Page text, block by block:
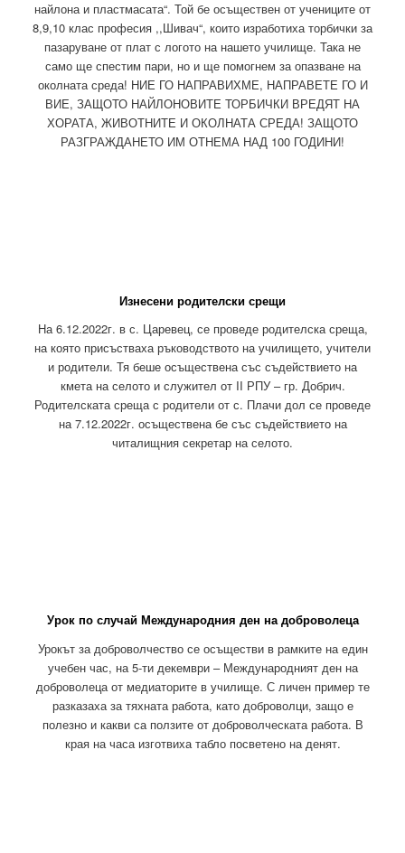
найлона и пластмасата“. Той бе осъществен от учениците от
8,9,10 клас професия ,,Шивач“, които изработиха торбички за
пазаруване от плат с логото на нашето училище. Така не
само ще спестим пари, но и ще помогнем за опазване на
околната среда! НИЕ ГО НАПРАВИХМЕ, НАПРАВЕТЕ ГО И
ВИЕ, ЗАЩОТО НАЙЛОНОВИТЕ ТОРБИЧКИ ВРЕДЯТ НА
ХОРАТА, ЖИВОТНИТЕ И ОКОЛНАТА СРЕДА! ЗАЩОТО
РАЗГРАЖДАНЕТО ИМ ОТНЕМА НАД 100 ГОДИНИ!
Изнесени родителски срещи
На 6.12.2022г. в с. Царевец, се проведе родителска среща,
на която присъстваха ръководството на училището, учители
и родители. Тя беше осъществена със съдействието на
кмета на селото и служител от II РПУ – гр. Добрич.
Родителската среща с родители от с. Плачи дол се проведе
на 7.12.2022г. осъществена бе със съдействието на
читалищния секретар на селото.
Урок по случай Международния ден на доброволеца
Урокът за доброволчество се осъществи в рамките на един
учебен час, на 5-ти декември – Международният ден на
доброволеца от медиаторите в училище. С личен пример те
разказаха за тяхната работа, като доброволци, защо е
полезно и какви са ползите от доброволческата работа. В
края на часа изготвиха табло посветено на денят.